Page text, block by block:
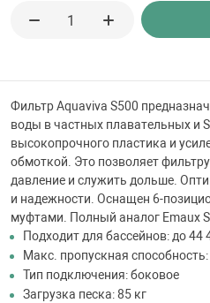
бассейна
материалы
Фильтр Aquaviva S500
воды в частных плавательных и
высокопрочного пластика и
обмоткой. Это позволяет
давление и служить дольше.
и надежности. Оснащен 6-
муфтами. Полный аналог Emaux
Подходит для бассейнов: до 44
Макс. пропускная
Тип подключения: боковое
Загрузка песка: 85 кг